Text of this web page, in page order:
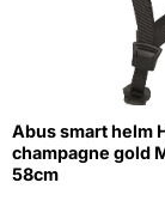
Abus smart helm
champagne gold
58cm